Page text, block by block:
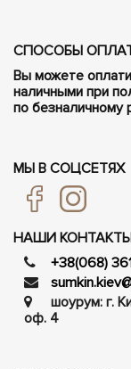
СПОСОБЫ
Вы можете
наличными при
по безналичному
МЫ В СОЦСЕТЯХ
НАШИ
+38(068)
шоурум: г.
оф. 4